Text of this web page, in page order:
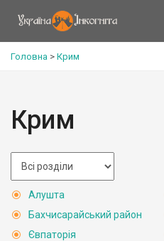
Головна > Крим
Крим
Алушта
Бахчисарайський район
Євпаторія